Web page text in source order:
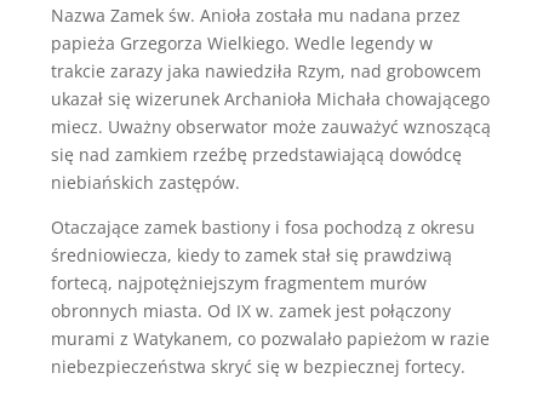
Nazwa Zamek św. Anioła została mu nadana przez
papieża Grzegorza Wielkiego. Wedle legendy w
trakcie zarazy jaka nawiedziła Rzym, nad grobowcem
ukazał się wizerunek Archanioła Michała chowającego
miecz. Uważny obserwator może zauważyć wznoszącą
się nad zamkiem rzeźbę przedstawiającą dowódcę
niebiańskich zastępów.
Otaczające zamek bastiony i fosa pochodzą z okresu
średniowiecza, kiedy to zamek stał się prawdziwą
fortecą, najpotężniejszym fragmentem murów
obronnych miasta. Od IX w. zamek jest połączony
murami z Watykanem, co pozwalało papieżom w razie
niebezpieczeństwa skryć się w bezpiecznej fortecy.